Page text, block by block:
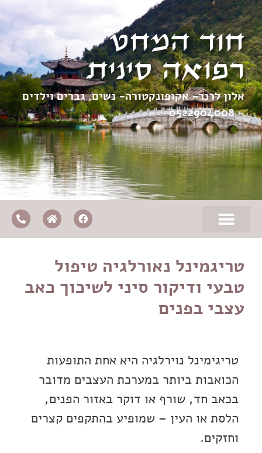
חוד המחט
רפואה סינית
אלון לרנר- אקופונקטורה- נשים, גברים וילדים
–
0522904008
טריגמינל נאורלגיה טיפול
טבעי ודיקור סיני לשיכוך כאב
עצבי בפנים
טריגימינל נוירלגיה היא אחת התופעות
הכואבות ביותר במערכת העצבים מדובר
בכאב חד, שורף או דוקר באזור הפנים,
הלסת או העין – שמופיע בהתקפים קצרים
וחזקים.